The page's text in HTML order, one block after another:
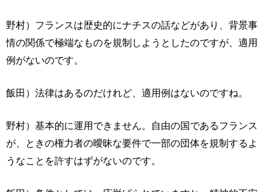
野村）フランスは歴史的にナチスの話などがあり、背景事
情の関係で極端なものを規制しようとしたのですが、適用
例がないのです。
飯田）法律はあるのだけれど、適用例はないのですね。
野村）基本的に運用できません。自由の国であるフランス
が、ときの権力者の曖昧な要件で一部の団体を規制するよ
うなことを許すはずがないのです。